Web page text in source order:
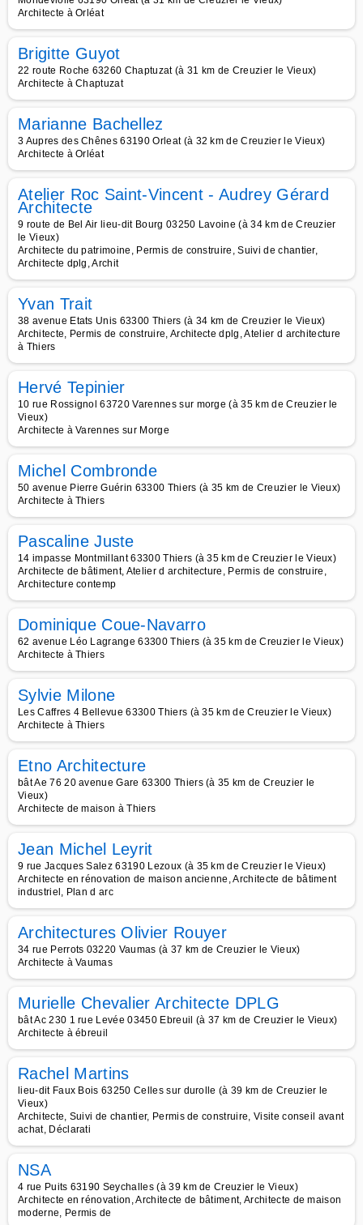
Architecte à Orléat
Brigitte Guyot
22 route Roche 63260 Chaptuzat (à 31 km de Creuzier le Vieux)
Architecte à Chaptuzat
Marianne Bachellez
3 Aupres des Chênes 63190 Orleat (à 32 km de Creuzier le Vieux)
Architecte à Orléat
Atelier Roc Saint-Vincent - Audrey Gérard
Architecte
9 route de Bel Air lieu-dit Bourg 03250 Lavoine (à 34 km de Creuzier
le Vieux)
Architecte du patrimoine, Permis de construire, Suivi de chantier,
Architecte dplg, Archit
Yvan Trait
38 avenue Etats Unis 63300 Thiers (à 34 km de Creuzier le Vieux)
Architecte, Permis de construire, Architecte dplg, Atelier d architecture
à Thiers
Hervé Tepinier
10 rue Rossignol 63720 Varennes sur morge (à 35 km de Creuzier le
Vieux)
Architecte à Varennes sur Morge
Michel Combronde
50 avenue Pierre Guérin 63300 Thiers (à 35 km de Creuzier le Vieux)
Architecte à Thiers
Pascaline Juste
14 impasse Montmillant 63300 Thiers (à 35 km de Creuzier le Vieux)
Architecte de bâtiment, Atelier d architecture, Permis de construire,
Architecture contemp
Dominique Coue-Navarro
62 avenue Léo Lagrange 63300 Thiers (à 35 km de Creuzier le Vieux)
Architecte à Thiers
Sylvie Milone
Les Caffres 4 Bellevue 63300 Thiers (à 35 km de Creuzier le Vieux)
Architecte à Thiers
Etno Architecture
bât Ae 76 20 avenue Gare 63300 Thiers (à 35 km de Creuzier le
Vieux)
Architecte de maison à Thiers
Jean Michel Leyrit
9 rue Jacques Salez 63190 Lezoux (à 35 km de Creuzier le Vieux)
Architecte en rénovation de maison ancienne, Architecte de bâtiment
industriel, Plan d arc
Architectures Olivier Rouyer
34 rue Perrots 03220 Vaumas (à 37 km de Creuzier le Vieux)
Architecte à Vaumas
Murielle Chevalier Architecte DPLG
bât Ac 230 1 rue Levée 03450 Ebreuil (à 37 km de Creuzier le Vieux)
Architecte à ébreuil
Rachel Martins
lieu-dit Faux Bois 63250 Celles sur durolle (à 39 km de Creuzier le
Vieux)
Architecte, Suivi de chantier, Permis de construire, Visite conseil avant
achat, Déclarati
NSA
4 rue Puits 63190 Seychalles (à 39 km de Creuzier le Vieux)
Architecte en rénovation, Architecte de bâtiment, Architecte de maison
moderne, Permis de